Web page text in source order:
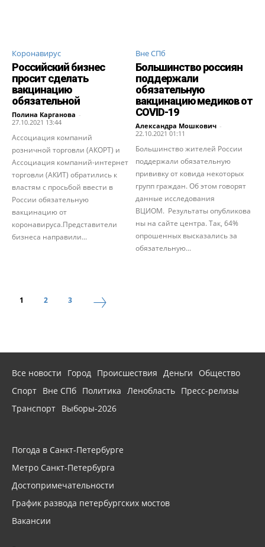
Коронавирус
Российский бизнес
просит сделать
вакцинацию
обязательной
Полина Карганова -
27.10.2021 13:44
Ассоциация компаний
розничной торговли (АКОРТ) и
Ассоциация компаний-интернет
торговли (АКИТ) обратились к
властям с просьбой ввести в
России обязательную
вакцинацию от
коронавируса.Представители
бизнеса направили...
Вне СПб
Большинство россиян
поддержали
обязательную
вакцинацию медиков от
COVID-19
Александра Мошкович -
22.10.2021 01:11
Большинство жителей России
поддержали обязательную
прививку от ковида некоторых
групп граждан. Об этом говорят
данные исследования
ВЦИОМ. Результаты опубликова
ны на сайте центра. Так, 64%
опрошенных высказались за
обязательную...
1 2 3
Все новости Город Происшествия Деньги
Общество
Спорт Вне СПб Политика Ленобласть Пресс-релизы
Транспорт Выборы-2026
Погода в Санкт-Петербурге
Метро Санкт-Петербурга
Достопримечательности
График развода петербургских мостов
Вакансии